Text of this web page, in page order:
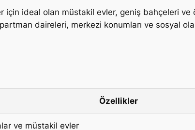
için ideal olan müstakil evler, geniş bahçeleri ve
daireleri, merkezi konumları ve sosyal
Özellikler
ve müstakil evler